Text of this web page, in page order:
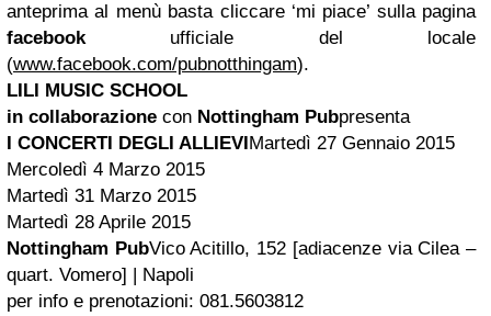
anteprima al menù basta cliccare ‘mi piace’ sulla pagina
facebookufficiale del locale
(www.facebook.com/pubnotthingam).
LILI MUSIC SCHOOL
in collaborazione con Nottingham Pubpresenta
I CONCERTI DEGLI ALLIEVIMartedì 27 Gennaio 2015
Mercoledì 4 Marzo 2015
Martedì 31 Marzo 2015
Martedì 28 Aprile 2015
Nottingham PubVico Acitillo, 152 [adiacenze via Cilea –
quart. Vomero] | Napoli
per info e prenotazioni: 081.5603812